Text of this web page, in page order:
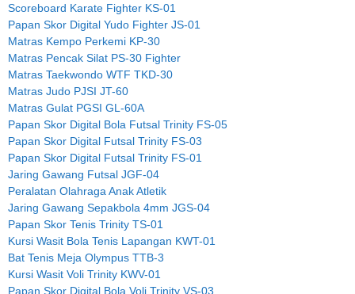
Scoreboard Karate Fighter KS-01
Papan Skor Digital Yudo Fighter JS-01
Matras Kempo Perkemi KP-30
Matras Pencak Silat PS-30 Fighter
Matras Taekwondo WTF TKD-30
Matras Judo PJSI JT-60
Matras Gulat PGSI GL-60A
Papan Skor Digital Bola Futsal Trinity FS-05
Papan Skor Digital Futsal Trinity FS-03
Papan Skor Digital Futsal Trinity FS-01
Jaring Gawang Futsal JGF-04
Peralatan Olahraga Anak Atletik
Jaring Gawang Sepakbola 4mm JGS-04
Papan Skor Tenis Trinity TS-01
Kursi Wasit Bola Tenis Lapangan KWT-01
Bat Tenis Meja Olympus TTB-3
Kursi Wasit Voli Trinity KWV-01
Papan Skor Digital Bola Voli Trinity VS-03